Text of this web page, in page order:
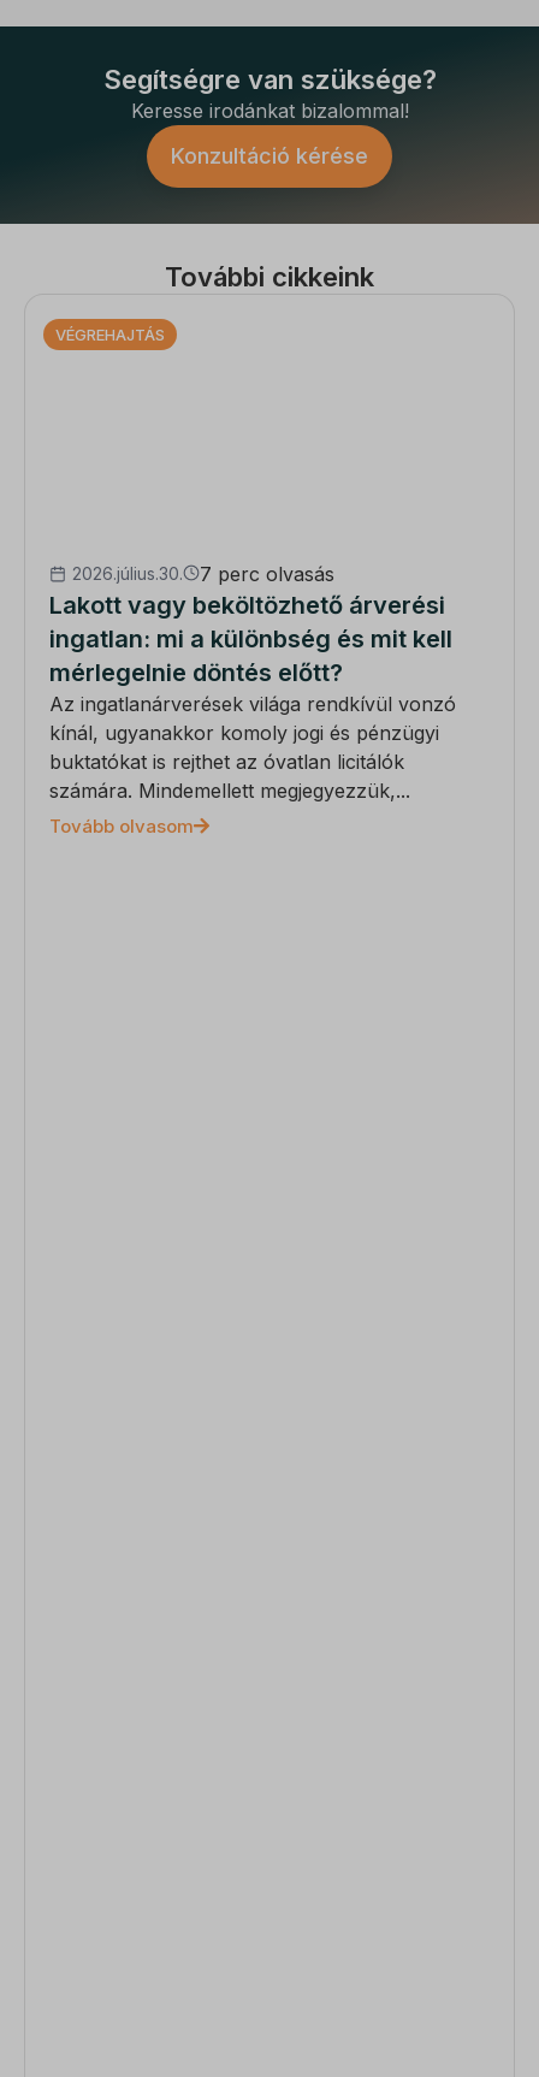
Segítségre van szüksége?
Keresse irodánkat bizalommal!
Konzultáció kérése
További cikkeink
VÉGREHAJTÁS
2026.július.30. 7 perc olvasás
Lakott vagy beköltözhető árverési
ingatlan: mi a különbség és mit kell
mérlegelnie döntés előtt?
Az ingatlanárverések világa rendkívül vonzó
kínál, ugyanakkor komoly jogi és pénzügyi
buktatókat is rejthet az óvatlan licitálók
számára. Mindemellett megjegyezzük,...
Tovább olvasom